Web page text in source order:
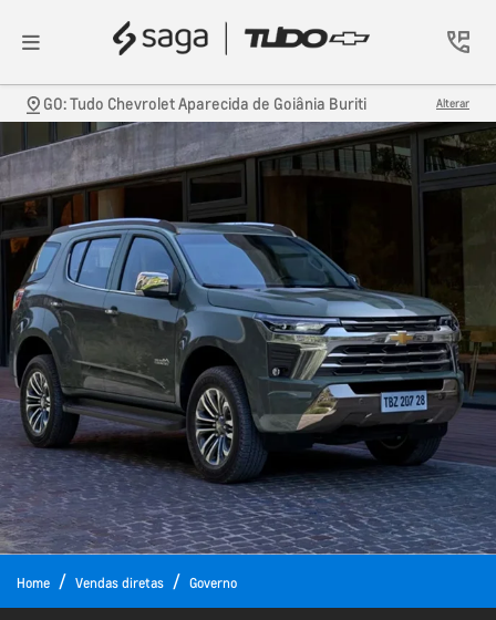
GO: Tudo Chevrolet Aparecida de Goiânia Buriti Alterar
Home Vendas diretas Governo